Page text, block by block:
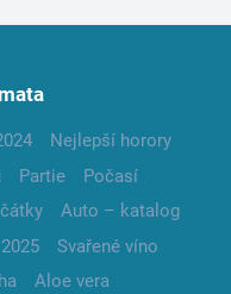
Nejlepší horory
Partie
Počasí
Auto – katalog
Svařené víno
Aloe vera